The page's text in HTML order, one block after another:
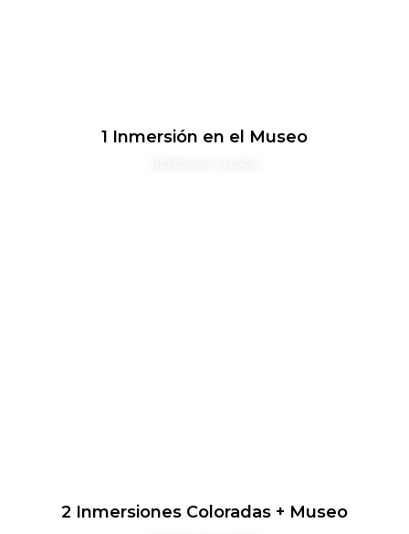
1 Inmersión en el Museo
2 Inmersiones Coloradas + Museo